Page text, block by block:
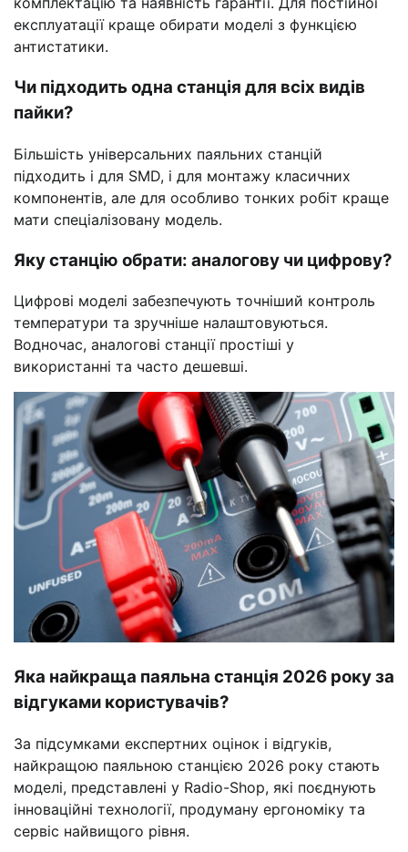
експлуатації краще обирати моделі з функцією
антистатики.
Чи підходить одна станція для всіх видів
пайки?
Більшість універсальних паяльних станцій
підходить і для SMD, і для монтажу класичних
компонентів, але для особливо тонких робіт краще
мати спеціалізовану модель.
Яку станцію обрати: аналогову чи цифрову?
Цифрові моделі забезпечують точніший контроль
температури та зручніше налаштовуються.
Водночас, аналогові станції простіші у
використанні та часто дешевші.
Яка найкраща паяльна станція 2026 року за
відгуками користувачів?
За підсумками експертних оцінок і відгуків,
найкращою паяльною станцією 2026 року стають
моделі, представлені у Radio-Shop, які поєднують
інноваційні технології, продуману ергономіку та
сервіс найвищого рівня.